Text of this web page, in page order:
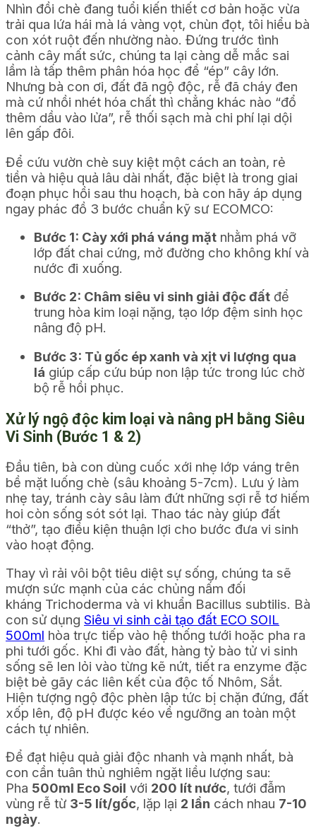
Nhìn đồi chè đang tuổi kiến thiết cơ bản hoặc vừa
trải qua lứa hái mà lá vàng vọt, chùn đọt, tôi hiểu bà
con xót ruột đến nhường nào. Đứng trước tình
cảnh cây mất sức, chúng ta lại càng dễ mắc sai
lầm là tấp thêm phân hóa học để “ép” cây lớn.
Nhưng bà con ơi, đất đã ngộ độc, rễ đã cháy đen
mà cứ nhồi nhét hóa chất thì chẳng khác nào “đổ
thêm dầu vào lửa”, rễ thối sạch mà chi phí lại dội
lên gấp đôi.
Để cứu vườn chè suy kiệt một cách an toàn, rẻ
tiền và hiệu quả lâu dài nhất, đặc biệt là trong giai
đoạn phục hồi sau thu hoạch, bà con hãy áp dụng
ngay phác đồ 3 bước chuẩn kỹ sư ECOMCO:
Bước 1: Cày xới phá váng mặt nhằm phá vỡ
lớp đất chai cứng, mở đường cho không khí và
nước đi xuống.
Bước 2: Châm siêu vi sinh giải độc đất để
trung hòa kim loại nặng, tạo lớp đệm sinh học
nâng độ pH.
Bước 3: Tủ gốc ép xanh và xịt vi lượng qua
lá giúp cấp cứu búp non lập tức trong lúc chờ
bộ rễ hồi phục.
Xử lý ngộ độc kim loại và nâng pH bằng Siêu
Vi Sinh (Bước 1 & 2)
Đầu tiên, bà con dùng cuốc xới nhẹ lớp váng trên
bề mặt luống chè (sâu khoảng 5-7cm). Lưu ý làm
nhẹ tay, tránh cày sâu làm đứt những sợi rễ tơ hiếm
hoi còn sống sót sót lại. Thao tác này giúp đất
“thở”, tạo điều kiện thuận lợi cho bước đưa vi sinh
vào hoạt động.
Thay vì rải vôi bột tiêu diệt sự sống, chúng ta sẽ
mượn sức mạnh của các chủng nấm đối
kháng Trichoderma và vi khuẩn Bacillus subtilis. Bà
con sử dụng Siêu vi sinh cải tạo đất ECO SOIL
500ml hòa trực tiếp vào hệ thống tưới hoặc pha ra
phi tưới gốc. Khi đi vào đất, hàng tỷ bào tử vi sinh
sống sẽ len lỏi vào từng kẽ nứt, tiết ra enzyme đặc
biệt bẻ gãy các liên kết của độc tố Nhôm, Sắt.
Hiện tượng ngộ độc phèn lập tức bị chặn đứng, đất
xốp lên, độ pH được kéo về ngưỡng an toàn một
cách tự nhiên.
Để đạt hiệu quả giải độc nhanh và mạnh nhất, bà
con cần tuân thủ nghiêm ngặt liều lượng sau:
Pha 500ml Eco Soil với 200 lít nước, tưới đẫm
vùng rễ từ 3-5 lít/gốc, lặp lại 2 lần cách nhau 7-10
ngày.